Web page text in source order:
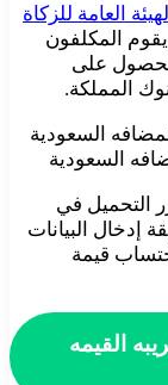
العامة للزكاة
المكلفون
على
المملكة.
السعودية
التحميل في
إدخال البيانات
قيمة
القيمه